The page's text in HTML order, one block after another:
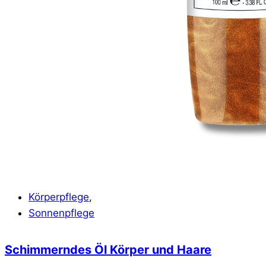
Körperpflege,
Sonnenpflege
Schimmerndes Öl Körper und Haare